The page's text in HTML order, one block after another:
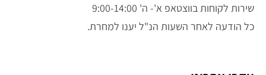
שירות לקוחות בווצטאפ א'- ה' 9:00-14:00
כל הודעה לאחר השעות הנ"ל יענו למחרת.